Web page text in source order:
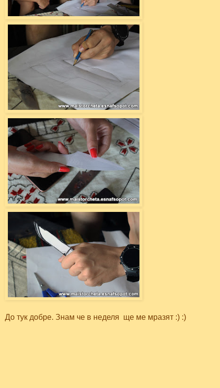
До тук добре. Знам че в неделя ще ме мразят :) :)